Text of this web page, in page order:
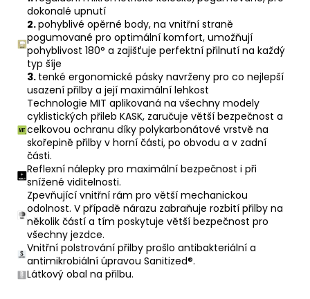
dokonalé upnutí
2.pohyblivé opěrné body, na vnitřní straně
pogumované pro optimální komfort, umožňují
pohyblivost 180° a zajišťuje perfektní přilnutí na každý
typ šíje
3. tenké ergonomické pásky navrženy pro co nejlepší
usazení přilby a její maximální lehkost
Technologie MIT aplikovaná na všechny modely
cyklistických přileb KASK, zaručuje větší bezpečnost a
celkovou ochranu díky polykarbonátové vrstvě na
skořepině přilby v horní části, po obvodu a v zadní
části.
Reflexní nálepky pro maximální bezpečnost i při
snížené viditelnosti.
Zpevňující vnitřní rám pro větší mechanickou
odolnost. V případě nárazu zabraňuje rozbití přilby na
několik částí a tím poskytuje větší bezpečnost pro
všechny jezdce.
Vnitřní polstrování přilby prošlo antibakteriální a
antimikrobiální úpravou Sanitized®.
Látkový obal na přilbu.